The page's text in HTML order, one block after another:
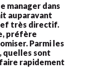
manager dans
auparavant
très directif.
préfère
Parmi les
quelles sont
rapidement